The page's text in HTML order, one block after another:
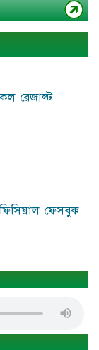
রেজাল্ট
ফেসবুক